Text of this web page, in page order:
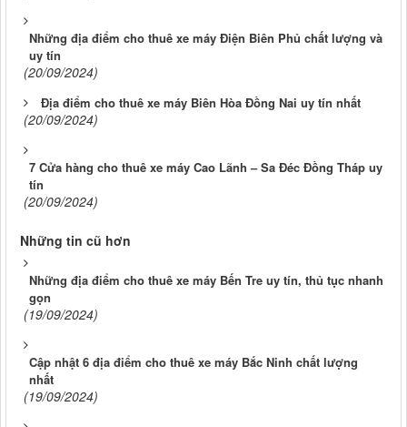
Những địa điểm cho thuê xe máy Điện Biên Phủ chất lượng và
uy tín
(20/09/2024)
Địa điểm cho thuê xe máy Biên Hòa Đồng Nai uy tín nhất
(20/09/2024)
7 Cửa hàng cho thuê xe máy Cao Lãnh – Sa Đéc Đồng Tháp uy
tín
(20/09/2024)
Những tin cũ hơn
Những địa điểm cho thuê xe máy Bến Tre uy tín, thủ tục nhanh
gọn
(19/09/2024)
Cập nhật 6 địa điểm cho thuê xe máy Bắc Ninh chất lượng
nhất
(19/09/2024)